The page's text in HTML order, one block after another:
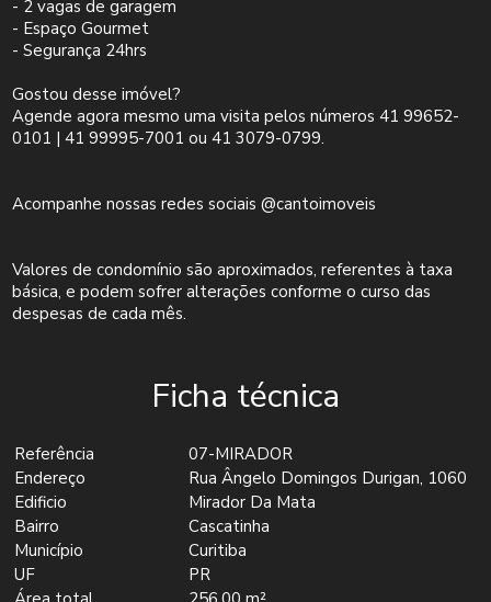
- 2 vagas de garagem
- Espaço Gourmet
- Segurança 24hrs
Gostou desse imóvel?
Agende agora mesmo uma visita pelos números 41 99652-
0101 | 41 99995-7001 ou 41 3079-0799.
Acompanhe nossas redes sociais @cantoimoveis
Valores de condomínio são aproximados, referentes à taxa
básica, e podem sofrer alterações conforme o curso das
despesas de cada mês.
Ficha técnica
Referência
07-MIRADOR
Endereço
Rua Ângelo Domingos Durigan, 1060
Edificio
Mirador Da Mata
Bairro
Cascatinha
Município
Curitiba
UF
PR